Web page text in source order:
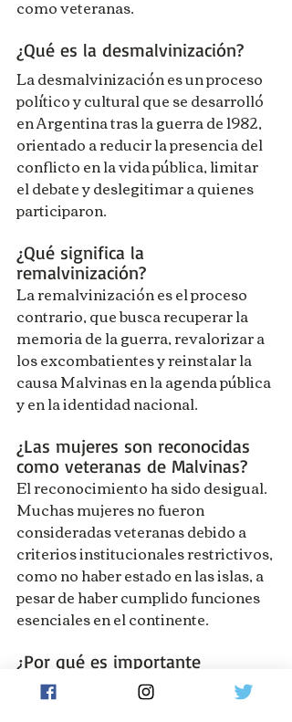
como veteranas.
¿Qué es la desmalvinización?
La desmalvinización es un proceso
político y cultural que se desarrolló
en Argentina tras la guerra de 1982,
orientado a reducir la presencia del
conflicto en la vida pública, limitar
el debate y deslegitimar a quienes
participaron.
¿Qué significa la
remalvinización?
La remalvinización es el proceso
contrario, que busca recuperar la
memoria de la guerra, revalorizar a
los excombatientes y reinstalar la
causa Malvinas en la agenda pública
y en la identidad nacional.
¿Las mujeres son reconocidas
como veteranas de Malvinas?
El reconocimiento ha sido desigual.
Muchas mujeres no fueron
consideradas veteranas debido a
criterios institucionales restrictivos,
como no haber estado en las islas, a
pesar de haber cumplido funciones
esenciales en el continente.
¿Por qué es importante
incorporar la perspectiva de
género en Malvinas?